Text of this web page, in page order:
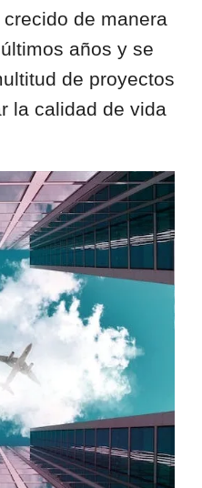
de manera
años y se
de proyectos
la calidad de vida